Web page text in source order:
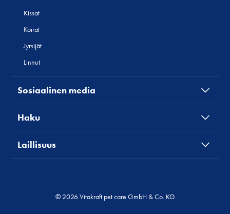
Kissat
Koirat
Jyrsijät
Linnut
Sosiaalinen media
Haku
Laillisuus
© 2026 Vitakraft pet care GmbH & Co. KG